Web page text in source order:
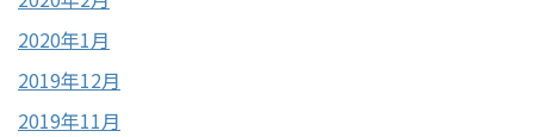
2020年1月
2019年12月
2019年11月